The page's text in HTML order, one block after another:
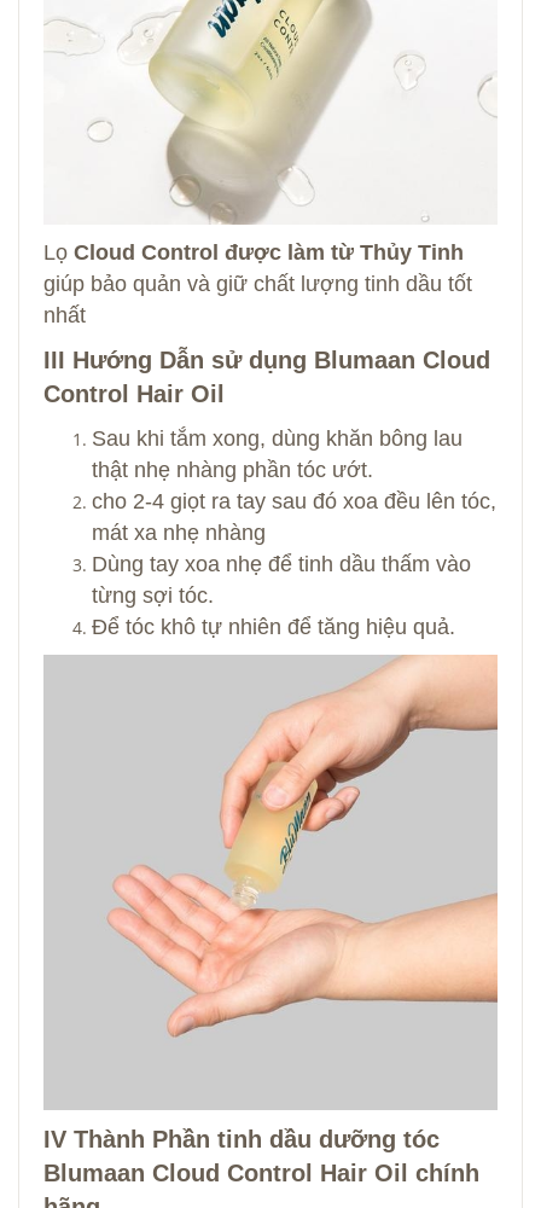
Lọ Cloud Control được làm từ Thủy Tinh
giúp bảo quản và giữ chất lượng tinh dầu tốt
nhất
III Hướng Dẫn sử dụng Blumaan Cloud
Control Hair Oil
Sau khi tắm xong, dùng khăn bông lau
thật nhẹ nhàng phần tóc ướt.
cho 2-4 giọt ra tay sau đó xoa đều lên tóc,
mát xa nhẹ nhàng
Dùng tay xoa nhẹ để tinh dầu thấm vào
từng sợi tóc.
Để tóc khô tự nhiên để tăng hiệu quả.
IV Thành Phần tinh dầu dưỡng tóc
Blumaan Cloud Control Hair Oil chính